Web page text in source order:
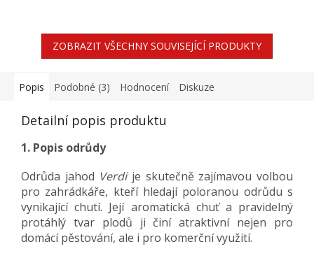
ZOBRAZIT VŠECHNY SOUVISEJÍCÍ PRODUKTY
Popis Podobné (3) Hodnocení Diskuze
Detailní popis produktu
1. Popis odrůdy
Odrůda jahod Verdije skutečně zajímavou volbou
pro zahrádkáře, kteří hledají poloranou odrůdu s
vynikající chutí. Její aromatická chuť a pravidelný
protáhlý tvar plodů ji činí atraktivní nejen pro
domácí pěstování, ale i pro komerční využití.